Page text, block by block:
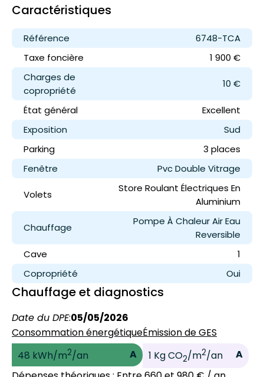
Caractéristiques
Référence
6748-TCA
Taxe foncière
1 900 €
Charges de
copropriété
10 €
État général
Excellent
Exposition
Sud
Parking
3 places
Fenêtre
Pvc Double Vitrage
Volets
Store Roulant Électriques En
Aluminium
Chauffage
Pompe À Chaleur Air Eau
Reversible
Cave
1
Copropriété
Oui
Chauffage et diagnostics
Date du DPE:05/05/2026
Consommation énergétique
48 kWh/m2/an A
Émission de GES
1 Kg CO2/m2/an
A